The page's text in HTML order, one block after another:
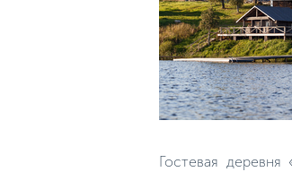
Гостевая